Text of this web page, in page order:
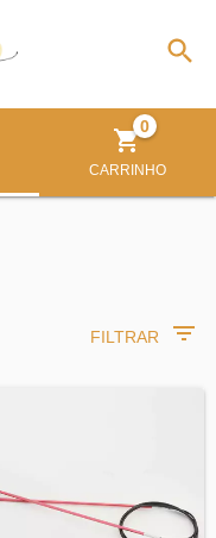
CARRINHO
0
FILTRAR